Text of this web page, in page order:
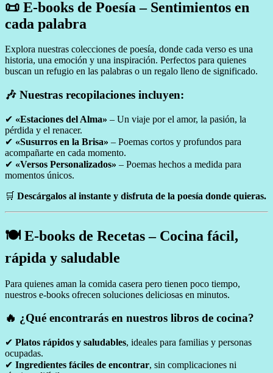
📜 E-books de Poesía – Sentimientos en
cada palabra
Explora nuestras colecciones de poesía, donde cada verso es una
historia, una emoción y una inspiración. Perfectos para quienes
buscan un refugio en las palabras o un regalo lleno de significado.
🎶 Nuestras recopilaciones incluyen:
✔ «Estaciones del Alma» – Un viaje por el amor, la pasión, la
pérdida y el renacer.
✔ «Susurros en la Brisa» – Poemas cortos y profundos para
acompañarte en cada momento.
✔ «Versos Personalizados» – Poemas hechos a medida para
momentos únicos.
🛒 Descárgalos al instante y disfruta de la poesía donde quieras.
🍽️ E-books de Recetas – Cocina fácil,
rápida y saludable
Para quienes aman la comida casera pero tienen poco tiempo,
nuestros e-books ofrecen soluciones deliciosas en minutos.
🔥 ¿Qué encontrarás en nuestros libros de cocina?
✔ Platos rápidos y saludables, ideales para familias y personas
ocupadas.
✔ Ingredientes fáciles de encontrar, sin complicaciones ni